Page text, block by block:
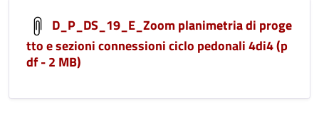
D_P_DS_19_E_Zoom planimetria di proge
tto e sezioni connessioni ciclo pedonali 4di4 (p
df - 2 MB)